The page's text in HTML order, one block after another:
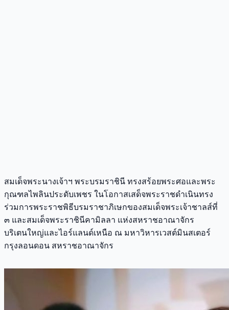
สมเด็จพระนางเจ้าฯ พระบรมราชินี ทรงสร้อยพระศอและพระ
กุณฑลไพลินประดับเพชร ในโอกาสเสด็จพระราชดำเนินทรง
ร่วมการพระราชพิธีบรมราชาภิเษกของสมเด็จพระเจ้าชาลส์ที่
๓ และสมเด็จพระราชินีคามิลลา แห่งสหราชอาณาจักร
บริเตนใหญ่และไอร์แลนด์เหนือ ณ มหาวิหารเวสต์มินสเตอร์
กรุงลอนดอน สหราชอาณาจักร